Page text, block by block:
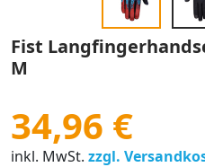
Fist
M
34,96 €
inkl. MwSt. zzgl.